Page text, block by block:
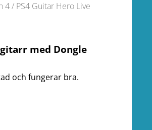
4/ PS4 Guitar Hero Live
med Dongle
och fungerar bra.